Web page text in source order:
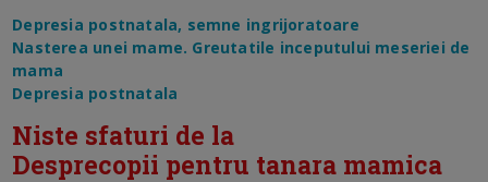
Depresia postnatala, semne ingrijoratoare
Nasterea unei mame. Greutatile inceputului meseriei de
mama
Depresia postnatala
Niste sfaturi de la
Desprecopii pentru tanara mamica